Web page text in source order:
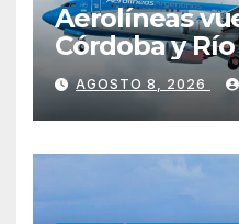
Aerolíneas
Córdoba y Río
AGOSTO 8, 2026